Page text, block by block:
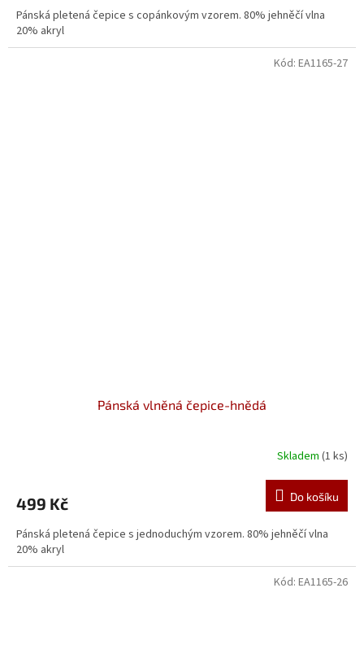
Pánská pletená čepice s copánkovým vzorem. 80% jehněčí vlna
20% akryl
Pánská vlněná čepice-hnědá
Skladem (1 ks)
499 Kč Do košíku
Pánská pletená čepice s jednoduchým vzorem. 80% jehněčí vlna
20% akryl
Kód: EA1165-27
Kód: EA1165-26